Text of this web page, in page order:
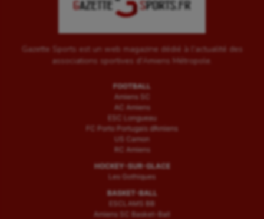
Gazette Sports est un web magazine dédié à l'actualité des
associations sportives d'Amiens Métropole.
FOOTBALL
Amiens SC
AC Amiens
ESC Longueau
FC Porto Portugais d’Amiens
US Camon
RC Amiens
HOCKEY-SUR-GLACE
Les Gothiques
BASKET-BALL
ESCLAMS BB
Amiens SC Basket-Ball